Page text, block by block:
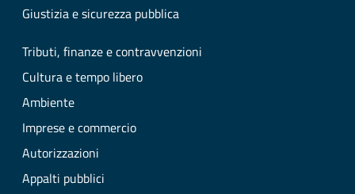
Giustizia e sicurezza pubblica
Tributi, finanze e contravvenzioni
Cultura e tempo libero
Ambiente
Imprese e commercio
Autorizzazioni
Appalti pubblici